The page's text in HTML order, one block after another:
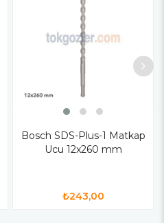
Bosch SDS-Plus-1 Matkap
Ucu 12x260 mm
₺243,00